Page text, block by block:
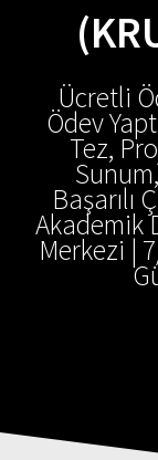
Ücretli
Ödev
Tez,
Başarılı
Akademik
Merkezi |